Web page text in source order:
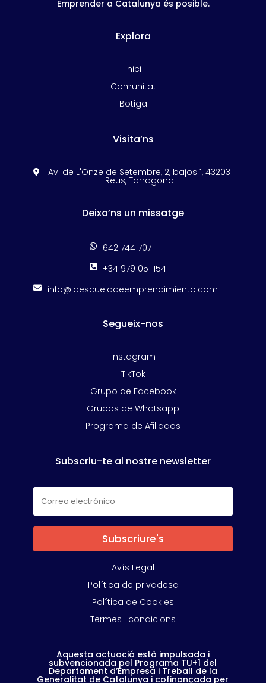
Emprender a Catalunya és posible.
Explora
Inici
Comunitat
Botiga
Visita’ns
 Av. de L'Onze de Setembre, 2, bajos 1, 43203
Reus, Tarragona
Deixa’ns un missatge
 642 744 707
 +34 979 051 154
 info@laescueladeemprendimiento.com
Segueix-nos
Instagram
TikTok
Grupo de Facebook
Grupos de Whatsapp
Programa de Afiliados
Subscriu-te al nostre newsletter
Subscriure's
Avís Legal
Política de privadesa
Política de Cookies
Termes i condicions
Aquesta actuació està impulsada i
subvencionada pel Programa TU+1 del
Departament d’Empresa i Treball de la
Generalitat de Catalunya i cofinançada per